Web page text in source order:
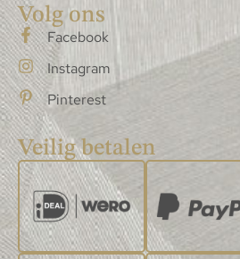
Volg ons
Facebook
Instagram
Pinterest
Veilig betalen